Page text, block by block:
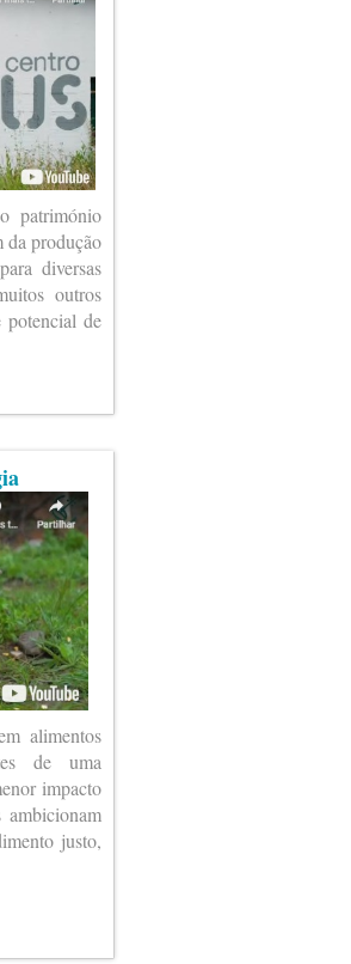
património
da produção
diversas
outros
potencial de
alimentos
de uma
impacto
ambicionam
justo,